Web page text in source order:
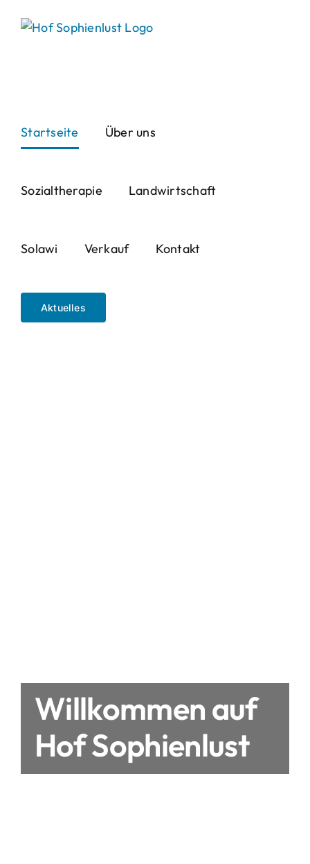
Startseite Über uns
Sozialtherapie Landwirtschaft
Solawi Verkauf Kontakt
Aktuelles
Willkommen auf
Hof Sophienlust